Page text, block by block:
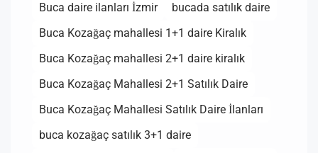
Buca daire ilanları İzmir
bucada satılık daire
Buca Kozağaç mahallesi 1+1 daire Kiralık
Buca Kozağaç mahallesi 2+1 daire kiralık
Buca Kozağaç Mahallesi 2+1 Satılık Daire
Buca Kozağaç Mahallesi Satılık Daire İlanları
buca kozağaç satılık 3+1 daire